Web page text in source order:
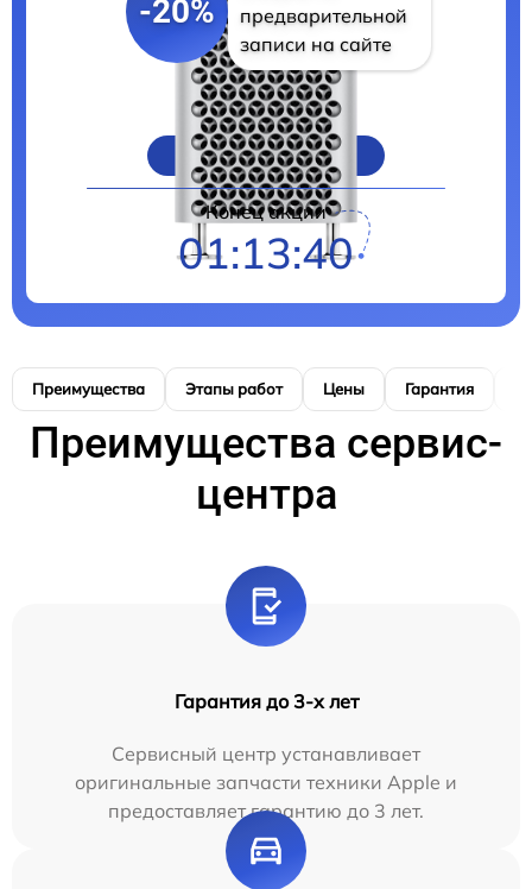
-20%
предварительной
записи на сайте
Цены на ремонт
Конец акции
01:13:39
Преимущества Этапы работ Цены Гарантия
Преимущества сервис-
центра
Гарантия до 3-х лет
Сервисный центр устанавливает
оригинальные запчасти техники Apple и
предоставляет гарантию до 3 лет.